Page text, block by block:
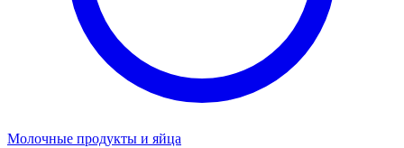
Молочные продукты и яйца